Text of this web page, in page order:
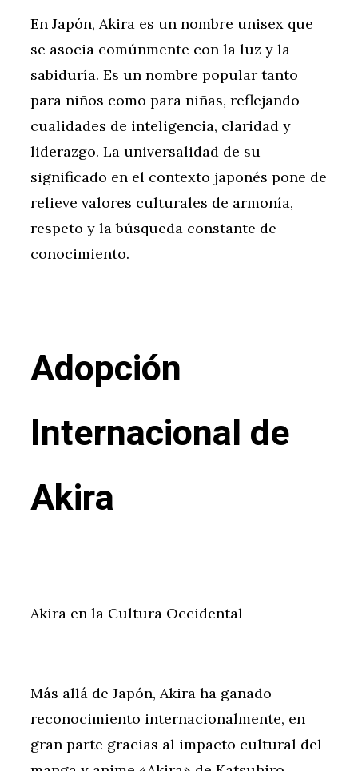
En Japón, Akira es un nombre unisex que
se asocia comúnmente con la luz y la
sabiduría. Es un nombre popular tanto
para niños como para niñas, reflejando
cualidades de inteligencia, claridad y
liderazgo. La universalidad de su
significado en el contexto japonés pone de
relieve valores culturales de armonía,
respeto y la búsqueda constante de
conocimiento.
Adopción
Internacional de
Akira
Akira en la Cultura Occidental
Más allá de Japón, Akira ha ganado
reconocimiento internacionalmente, en
gran parte gracias al impacto cultural del